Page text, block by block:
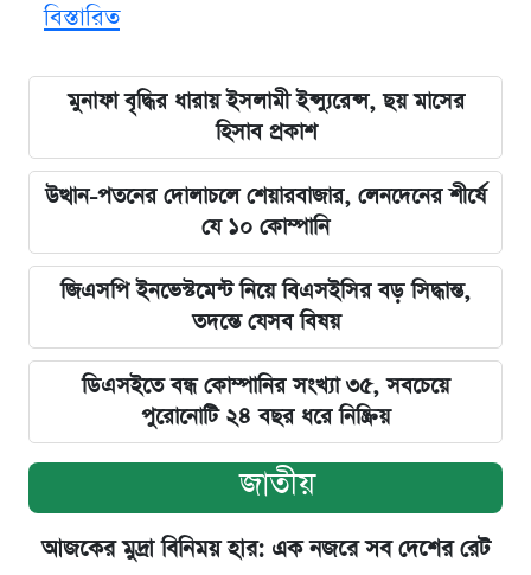
বিস্তারিত
মুনাফা বৃদ্ধির ধারায় ইসলামী ইন্স্যুরেন্স, ছয় মাসের
হিসাব প্রকাশ
উত্থান-পতনের দোলাচলে শেয়ারবাজার, লেনদেনের শীর্ষে
যে ১০ কোম্পানি
জিএসপি ইনভেস্টমেন্ট নিয়ে বিএসইসির বড় সিদ্ধান্ত,
তদন্তে যেসব বিষয়
ডিএসইতে বন্ধ কোম্পানির সংখ্যা ৩৫, সবচেয়ে
পুরোনোটি ২৪ বছর ধরে নিষ্ক্রিয়
জাতীয়
আজকের মুদ্রা বিনিময় হার: এক নজরে সব দেশের রেট